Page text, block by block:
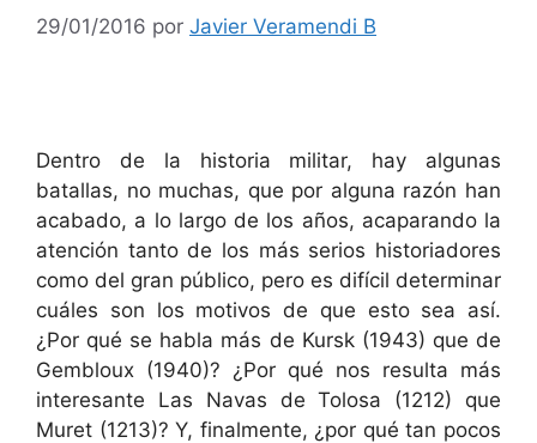
29/01/2016 por Javier Veramendi B
Dentro de la historia militar, hay algunas
batallas, no muchas, que por alguna razón han
acabado, a lo largo de los años, acaparando la
atención tanto de los más serios historiadores
como del gran público, pero es difícil determinar
cuáles son los motivos de que esto sea así.
¿Por qué se habla más de Kursk (1943) que de
Gembloux (1940)? ¿Por qué nos resulta más
interesante Las Navas de Tolosa (1212) que
Muret (1213)? Y, finalmente, ¿por qué tan pocos